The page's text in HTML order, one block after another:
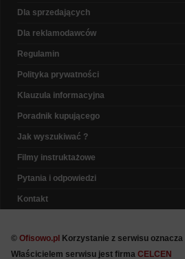
Dla sprzedających
Dla reklamodawców
Regulamin
Polityka prywatności
Klauzula informacyjna
Poradnik kupującego
Jak wyszukiwać ?
Filmy instruktażowe
Pytania i odpowiedzi
Kontakt
© Ofisowo.pl Korzystanie z serwisu
Właścicielem serwisu jest firma CELCEN